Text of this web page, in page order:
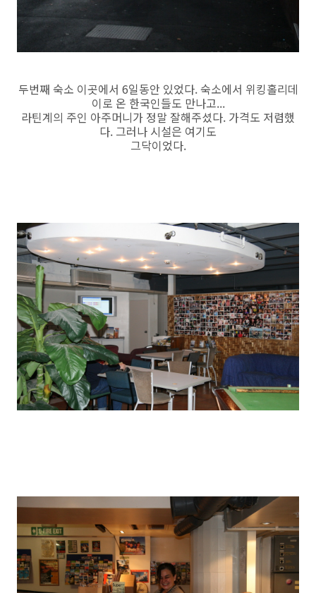
두번째 숙소 이곳에서 6일동안 있었다. 숙소에서 위킹홀리데
이로 온 한국인들도 만나고...
라틴계의 주인 아주머니가 정말 잘해주셨다. 가격도 저렴했
다. 그러나 시설은 여기도
그닥이었다.